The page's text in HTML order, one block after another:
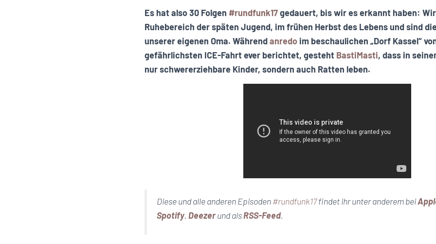
Es hat also 30 Folgen #rundfunk17gedauert, bis wir es erkannt haben:
Ruhebereich der späten Jugend, im frühen Herbst des Lebens und sind
unserer eigenen Oma. Währendanredo im beschaulichen „Dorf Kassel“
gefährlichsten ICE-Fahrt ever berichtet, gesteht BastiMasti, dass in
nur schwererziehbare Kinder, sondern auch Ratten leben.
Diese und alle anderen Episoden#rundfunk17findet ihr unter anderem bei
Spotify, Deezerund alsRSS-Feed.